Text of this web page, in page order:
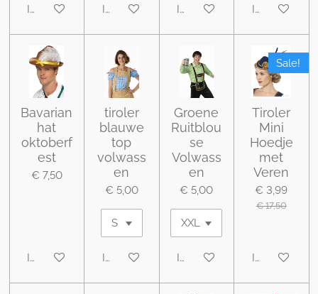
In winkelwagenIn winkelwagenIn winkelwagenIn
Bavarian
hat
oktoberf
est
€ 7,50
In winkelwagen
tiroler
blauwe
top
volwass
en
€ 5,00
In winkelwagen
Groene
Ruitblou
se
Volwass
en
€ 5,00
In winkelwagen
Sale!
Tiroler
Mini
Hoedje
met
Veren
€ 3,99
€ 17,50
In